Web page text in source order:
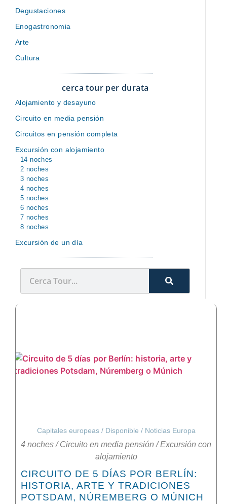
Degustaciones
Enogastronomia
Arte
Cultura
cerca tour per durata
Alojamiento y desayuno
Circuito en media pensión
Circuitos en pensión completa
Excursión con alojamiento
14 noches
2 noches
3 noches
4 noches
5 noches
6 noches
7 noches
8 noches
Excursión de un día
Capitales europeas / Disponible / Noticias Europa
4 noches / Circuito en media pensión / Excursión con
alojamiento
CIRCUITO DE 5 DÍAS POR BERLÍN:
HISTORIA, ARTE Y TRADICIONES
POTSDAM, NÚREMBERG O MÚNICH